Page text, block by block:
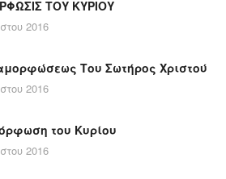
ΤΟΥ ΚΥΡΙΟΥ
2016
Του Σωτήρος Χριστού
2016
του Κυρίου
2016